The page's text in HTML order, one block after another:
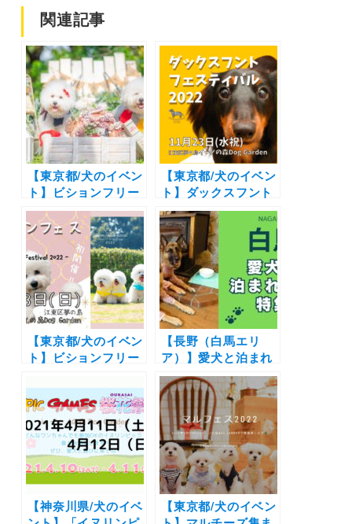
関連記事
【東京都/犬のイベン
ト】ビションフリー
ゼの祭典「ビション
フリーゼフェスティ
バル2023 クリパ」
（イーノの森DOG
GARDEN）12/3
【東京都/犬のイベン
ト】ダックスフント
の祭典♪愛犬と楽し
くお買い物やBBQや
名刺交換会もあるよ
「 Dachshund
Festival 2022 –」
（イーノの森 Dog
Garden）11月23日
（水・祝）
【東京都/犬のイベン
ト】ビションフリー
やタイムレースに集
合写真イベントも
「ビションフリーゼ
フェスティバル
2022」（イーノの森
Dog Garden）10月
23日
【長野（白馬エリ
ア）】愛犬と泊まれ
る宿11選！温泉付き
のリゾートホテルか
らペットフレンドリ
ーなペンションまで
を厳選（実際のおで
かけレポートあり）
【神奈川県/犬のイベ
【東京都/犬のイベン